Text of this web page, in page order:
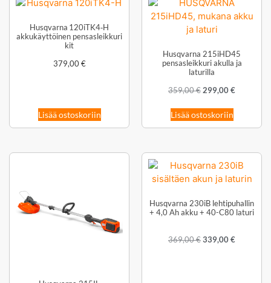
Husqvarna 120iTK4‑H
akkukäyttöinen pensasleikkuri
kit
379,00€
Lisää ostoskoriin
Husqvarna 215iHD45
pensasleikkuri akulla ja
laturilla
359,00€299,00€
Lisää ostoskoriin
Husqvarna 230iB lehtipuhallin
+ 4,0 Ah akku + 40-C80 laturi
369,00€339,00€